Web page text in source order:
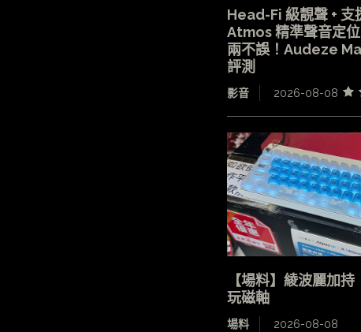
Head-Fi 級靚聲 +
Atmos 精準聲音定
兩不誤！Audeze
評測
影音 2026-08-08
【場料】綾波麗加
玩磁軸
場料 2026-08-08